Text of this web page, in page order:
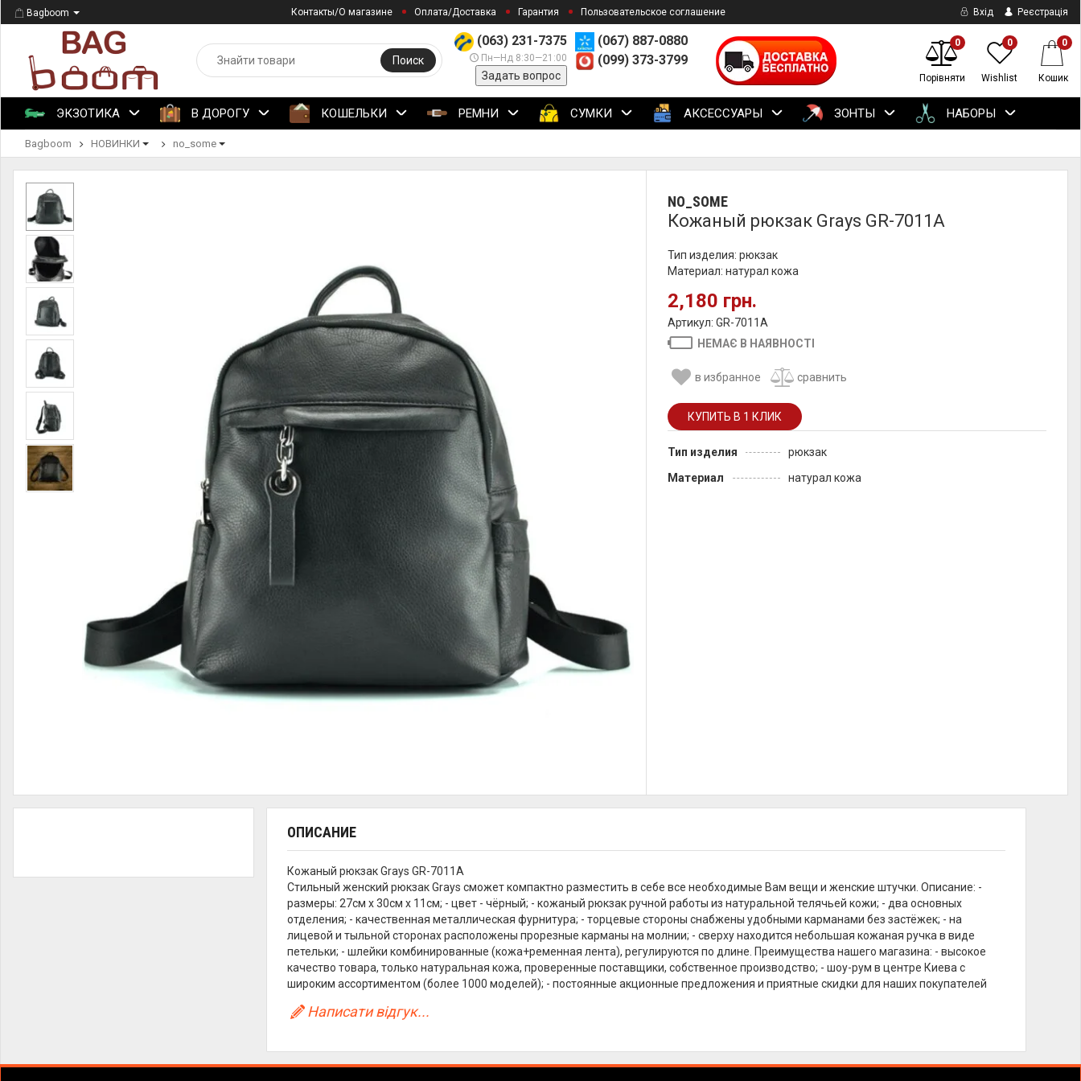
Bagboom Контакты/О магазине Оплата/Доставка Гарантия Пользовательское соглашение Вхід Реєстрація
(063) 231-7375
Пн—Нд 8:30—21:00
Задать вопрос
(067) 887-0880
(099) 373-3799
Поиск
0
Порівняти
0
Wishlist
0
Кошик
ЭКЗОТИКА В ДОРОГУ КОШЕЛЬКИ РЕМНИ СУМКИ АКСЕССУАРЫ ЗОНТЫ НАБОРЫ
Bagboom НОВИНКИ no_some
NO_SOME
Кожаный рюкзак Grays GR-7011A
Тип изделия: рюкзак
Материал: натурал кожа
2,180 грн.
Артикул: GR-7011A
НЕМАЄ В НАЯВНОСТІ
в избранное сравнить
Тип изделия
рюкзак
Материал
натурал кожа
ОПИСАНИЕ
Кожаный рюкзак Grays GR-7011A
Стильный женский рюкзак Grays сможет компактно разместить в себе все необходимые Вам вещи и женские штучки. Описание: -
размеры: 27см х 30см х 11см; - цвет - чёрный; - кожаный рюкзак ручной работы из натуральной телячьей кожи; - два основных
отделения; - качественная металлическая фурнитура; - торцевые стороны снабжены удобными карманами без застёжек; - на
лицевой и тыльной сторонах расположены прорезные карманы на молнии; - сверху находится небольшая кожаная ручка в виде
петельки; - шлейки комбинированные (кожа+ременная лента), регулируются по длине. Преимущества нашего магазина: - высокое
качество товара, только натуральная кожа, проверенные поставщики, собственное производство; - шоу-рум в центре Киева с
широким ассортиментом (более 1000 моделей); - постоянные акционные предложения и приятные скидки для наших покупателей
Написати відгук...